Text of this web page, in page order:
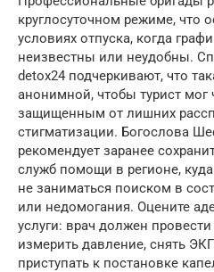
круглосуточном режиме, что
условиях отпуска, когда
неизвестны или неудобны.
detox24 подчеркивают, что
анонимной, чтобы турист мог
защищенным от лишних
стигматизации. Богослова
рекомендует заранее
служб помощи в регионе,
не заниматься поиском в
или недомогания. Оцените
услуги: врач должен
измерить давление, снять
приступать к постановке